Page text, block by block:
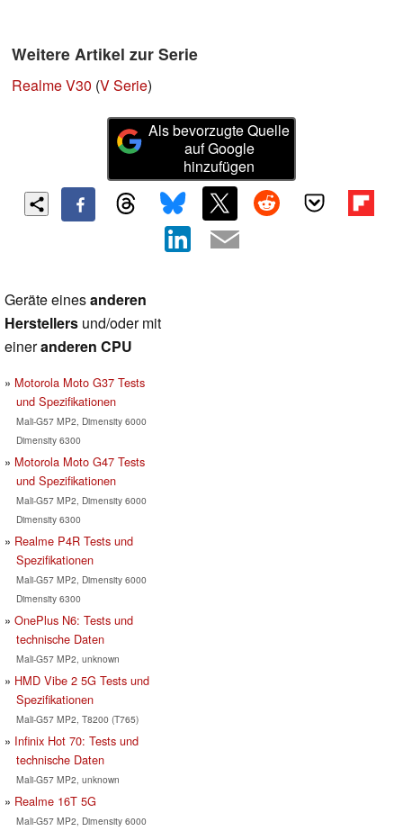
Weitere Artikel zur Serie
Realme V30 (V Serie)
Als bevorzugte Quelle
auf Google
hinzufügen
Geräte einesanderen
Herstellers und/oder mit
eineranderen CPU
Motorola Moto G37 Tests
und Spezifikationen
Mali-G57 MP2, Dimensity 6000
Dimensity 6300
Motorola Moto G47 Tests
und Spezifikationen
Mali-G57 MP2, Dimensity 6000
Dimensity 6300
Realme P4R Tests und
Spezifikationen
Mali-G57 MP2, Dimensity 6000
Dimensity 6300
OnePlus N6: Tests und
technische Daten
Mali-G57 MP2, unknown
HMD Vibe 2 5G Tests und
Spezifikationen
Mali-G57 MP2, T8200 (T765)
Infinix Hot 70: Tests und
technische Daten
Mali-G57 MP2, unknown
Realme 16T 5G
Mali-G57 MP2, Dimensity 6000